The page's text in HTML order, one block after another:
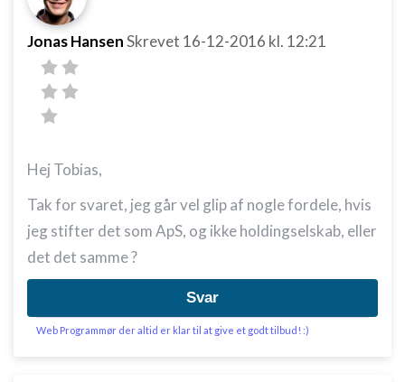
Jonas HansenSkrevet 16-12-2016 kl. 12:21
Hej Tobias,
Tak for svaret, jeg går vel glip af nogle fordele, hvis
jeg stifter det som ApS, og ikke holdingselskab, eller
det det samme ?
Svar
Web Programmør der altid er klar til at give et godt tilbud! :)